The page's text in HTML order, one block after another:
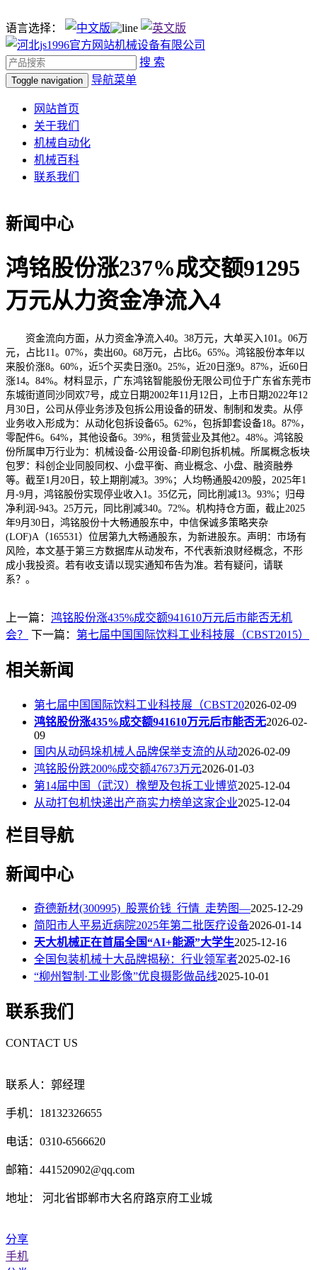
语言选择：
搜 索
Toggle navigation 导航菜单
网站首页
关于我们
机械自动化
机械百科
联系我们
新闻中心
鸿铭股份涨237%成交额91295
万元从力资金净流入4
资金流向方面，从力资金净流入40。38万元，大单买入101。06万
元，占比11。07%，卖出60。68万元，占比6。65%。鸿铭股份本年以
来股价涨8。60%，近5个买卖日涨0。25%，近20日涨9。87%，近60日
涨14。84%。材料显示，广东鸿铭智能股份无限公司位于广东省东莞市
东城街道同沙同欢7号，成立日期2002年11月12日，上市日期2022年12
月30日，公司从停业务涉及包拆公用设备的研发、制制和发卖。从停
业务收入形成为：从动化包拆设备65。62%，包拆卸套设备18。87%，
零配件6。64%，其他设备6。39%，租赁营业及其他2。48%。鸿铭股
份所属申万行业为：机械设备-公用设备-印刷包拆机械。所属概念板块
包罗：科创企业同股同权、小盘平衡、商业概念、小盘、融资融券
等。截至1月20日，较上期削减3。39%；人均畅通股4209股，2025年1
月-9月，鸿铭股份实现停业收入1。35亿元，同比削减13。93%；归母
净利润-943。25万元，同比削减340。72%。机构持仓方面，截止2025
年9月30日，鸿铭股份十大畅通股东中，中信保诚多策略夹杂
(LOF)A（165531）位居第九大畅通股东，为新进股东。声明：市场有
风险，本文基于第三方数据库从动发布，不代表新浪财经概念，不形
成小我投资。若有收支请以现实通知布告为准。若有疑问，请联
系？。
上一篇： 鸿铭股份涨435%成交额941610万元后市能否无机
会？
下一篇： 第七届中国国际饮料工业科技展（CBST2015）
相关新闻
第七届中国国际饮料工业科技展（CBST202026-02-09
鸿铭股份涨435%成交额941610万元后市能否无2026-02-
09
国内从动码垛机械人品牌保举支流的从动2026-02-09
鸿铭股份跌200%成交额47673万元2026-01-03
第14届中国（武汉）橡塑及包拆工业博览2025-12-04
从动打包机快递出产商实力榜单这家企业2025-12-04
栏目导航
新闻中心
奇德新材(300995)_股票价钱_行情_走势图—2025-12-29
简阳市人平易近病院2025年第二批医疗设备2026-01-14
天大机械正在首届全国“AI+能源”大学生2025-12-16
全国包装机械十大品牌揭秘：行业领军者2025-02-16
“柳州智制·工业影像”优良摄影做品线2025-10-01
联系我们
CONTACT US
联系人：郭经理
手机：18132326655
电话：0310-6566620
邮箱：441520902@qq.com
地址： 河北省邯郸市大名府路京府工业城
分享
手机